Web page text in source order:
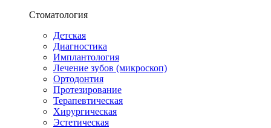
Стоматология
Детская
Диагностика
Имплантология
Лечение зубов (микроскоп)
Ортодонтия
Протезирование
Терапевтическая
Хирургическая
Эстетическая